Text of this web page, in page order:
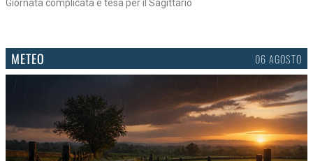
Giornata complicata e tesa per il Sagittario
METEO 06 AGOSTO